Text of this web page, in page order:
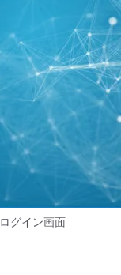
ログイン画面